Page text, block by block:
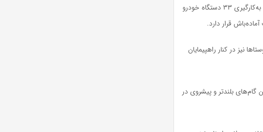
وی با اشاره به فعالیت ۷۰ تیم عملیاتی هلال احمر در سطح استان در روز قدس افزود: به‌کارگیری ۳۳ دستگاه خودرو
قرار دارد.
نیز در کنار راهپیمایان
بلندتر و پیشروی در